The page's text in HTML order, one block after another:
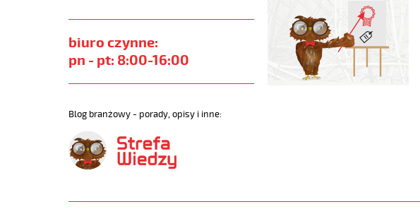
biuro czynne:
pn - pt: 8:00-16:00
Blog branżowy - porady, opisy i inne:
300/500V
kolorowe,
z1z1-